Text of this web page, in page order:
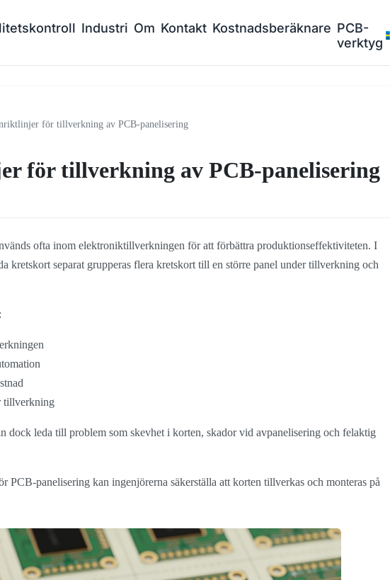
Industri Om Kontakt Kostnadsberäknare PCB-
verktyg
för tillverkning av PCB-panelisering
för tillverkning av PCB-panelisering
ofta inom elektroniktillverkningen för att förbättra produktionseffektiviteten. I
kretskort separat grupperas flera kretskort till en större panel under tillverkning och
tillverkning
dock leda till problem som skevhet i korten, skador vid avpanelisering och felaktig
PCB-panelisering kan ingenjörerna säkerställa att korten tillverkas och monteras på